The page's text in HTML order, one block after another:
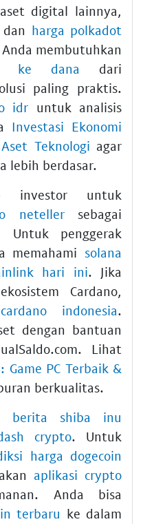
digital lainnya,
dan harga polkadot
membutuhkan
ke dana dari
paling praktis.
idr untuk analisis
Investasi Ekonomi
Teknologi agar
lebih berdasar.
investor untuk
netellersebagai
Untuk penggerak
memahami solana
hari ini. Jika
Cardano,
indonesia.
dengan bantuan
Lihat
Game PC Terbaik &
berkualitas.
berita shiba inu
crypto. Untuk
harga dogecoin
aplikasi crypto
Anda bisa
terbaru ke dalam